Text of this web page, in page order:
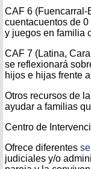
CAF 6 (Fuencarral-
cuentacuentos de
y juegos en familia
CAF 7 (Latina,
se reflexionará
hijos e hijas frente
Otros recursos de
ayudar a familias
Centro de
Ofrece diferentes
judiciales y/o